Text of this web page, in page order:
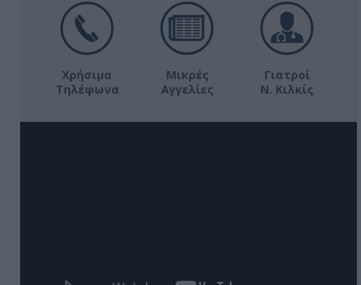
Χρήσιμα
Τηλέφωνα
Μικρές
Αγγελίες
Γιατροί
Ν. Κιλκίς